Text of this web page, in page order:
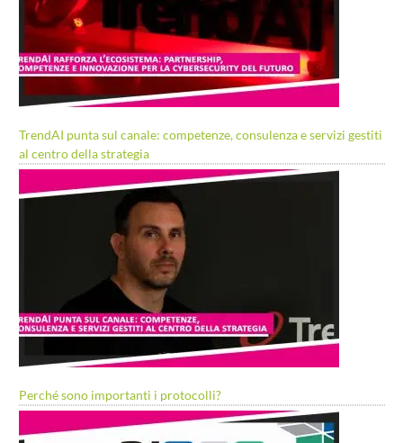
TrendAI punta sul canale: competenze, consulenza e servizi gestiti
al centro della strategia
Perché sono importanti i protocolli?